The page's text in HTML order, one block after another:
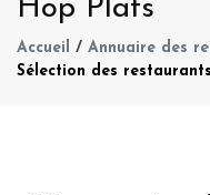
Hop Plats
Accueil / Annuaire des
Sélection des